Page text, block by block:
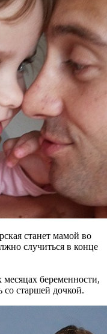
станет мамой во
случиться в конце
беременности,
со старшей дочкой.